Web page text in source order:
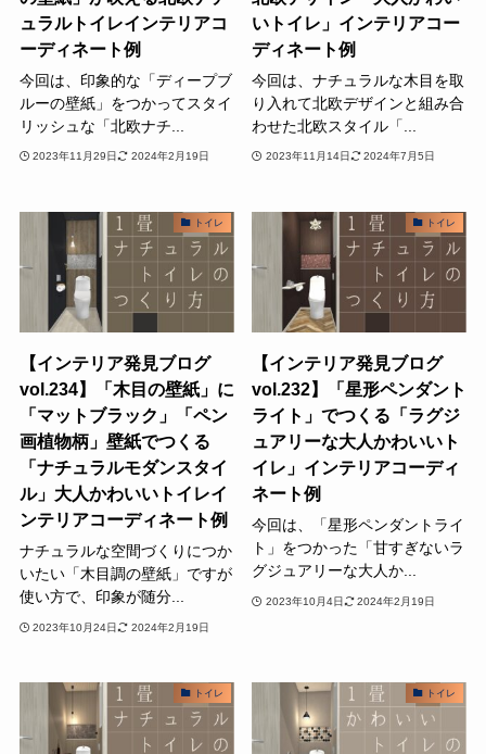
ュラルトイレインテリアコ
ーディネート例
今回は、印象的な「ディープブ
ルーの壁紙」をつかってスタイ
リッシュな「北欧ナチ...
2023年11月29日 2024年2月19日
いトイレ」インテリアコー
ディネート例
今回は、ナチュラルな木目を取
り入れて北欧デザインと組み合
わせた北欧スタイル「...
2023年11月14日 2024年7月5日
トイレ
【インテリア発見ブログ
vol.234】「木目の壁紙」に
「マットブラック」「ペン
画植物柄」壁紙でつくる
「ナチュラルモダンスタイ
ル」大人かわいいトイレイ
ンテリアコーディネート例
ナチュラルな空間づくりにつか
いたい「木目調の壁紙」ですが
使い方で、印象が随分...
2023年10月24日 2024年2月19日
トイレ
【インテリア発見ブログ
vol.232】「星形ペンダント
ライト」でつくる「ラグジ
ュアリーな大人かわいいト
イレ」インテリアコーディ
ネート例
今回は、「星形ペンダントライ
ト」をつかった「甘すぎないラ
グジュアリーな大人か...
2023年10月4日 2024年2月19日
トイレ トイレ